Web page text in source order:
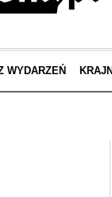
WYDARZEŃ